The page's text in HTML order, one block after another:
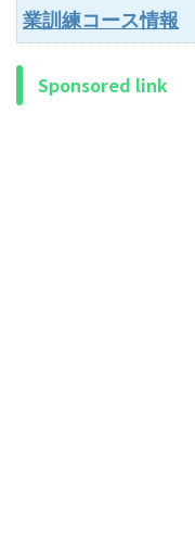
業訓練コース情報
Sponsored link